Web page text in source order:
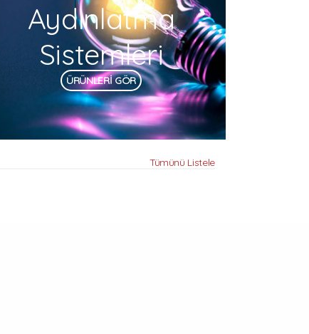
Aydınlatma
Sistemleri
ÜRÜNLERİ GÖR
Tümünü Listele